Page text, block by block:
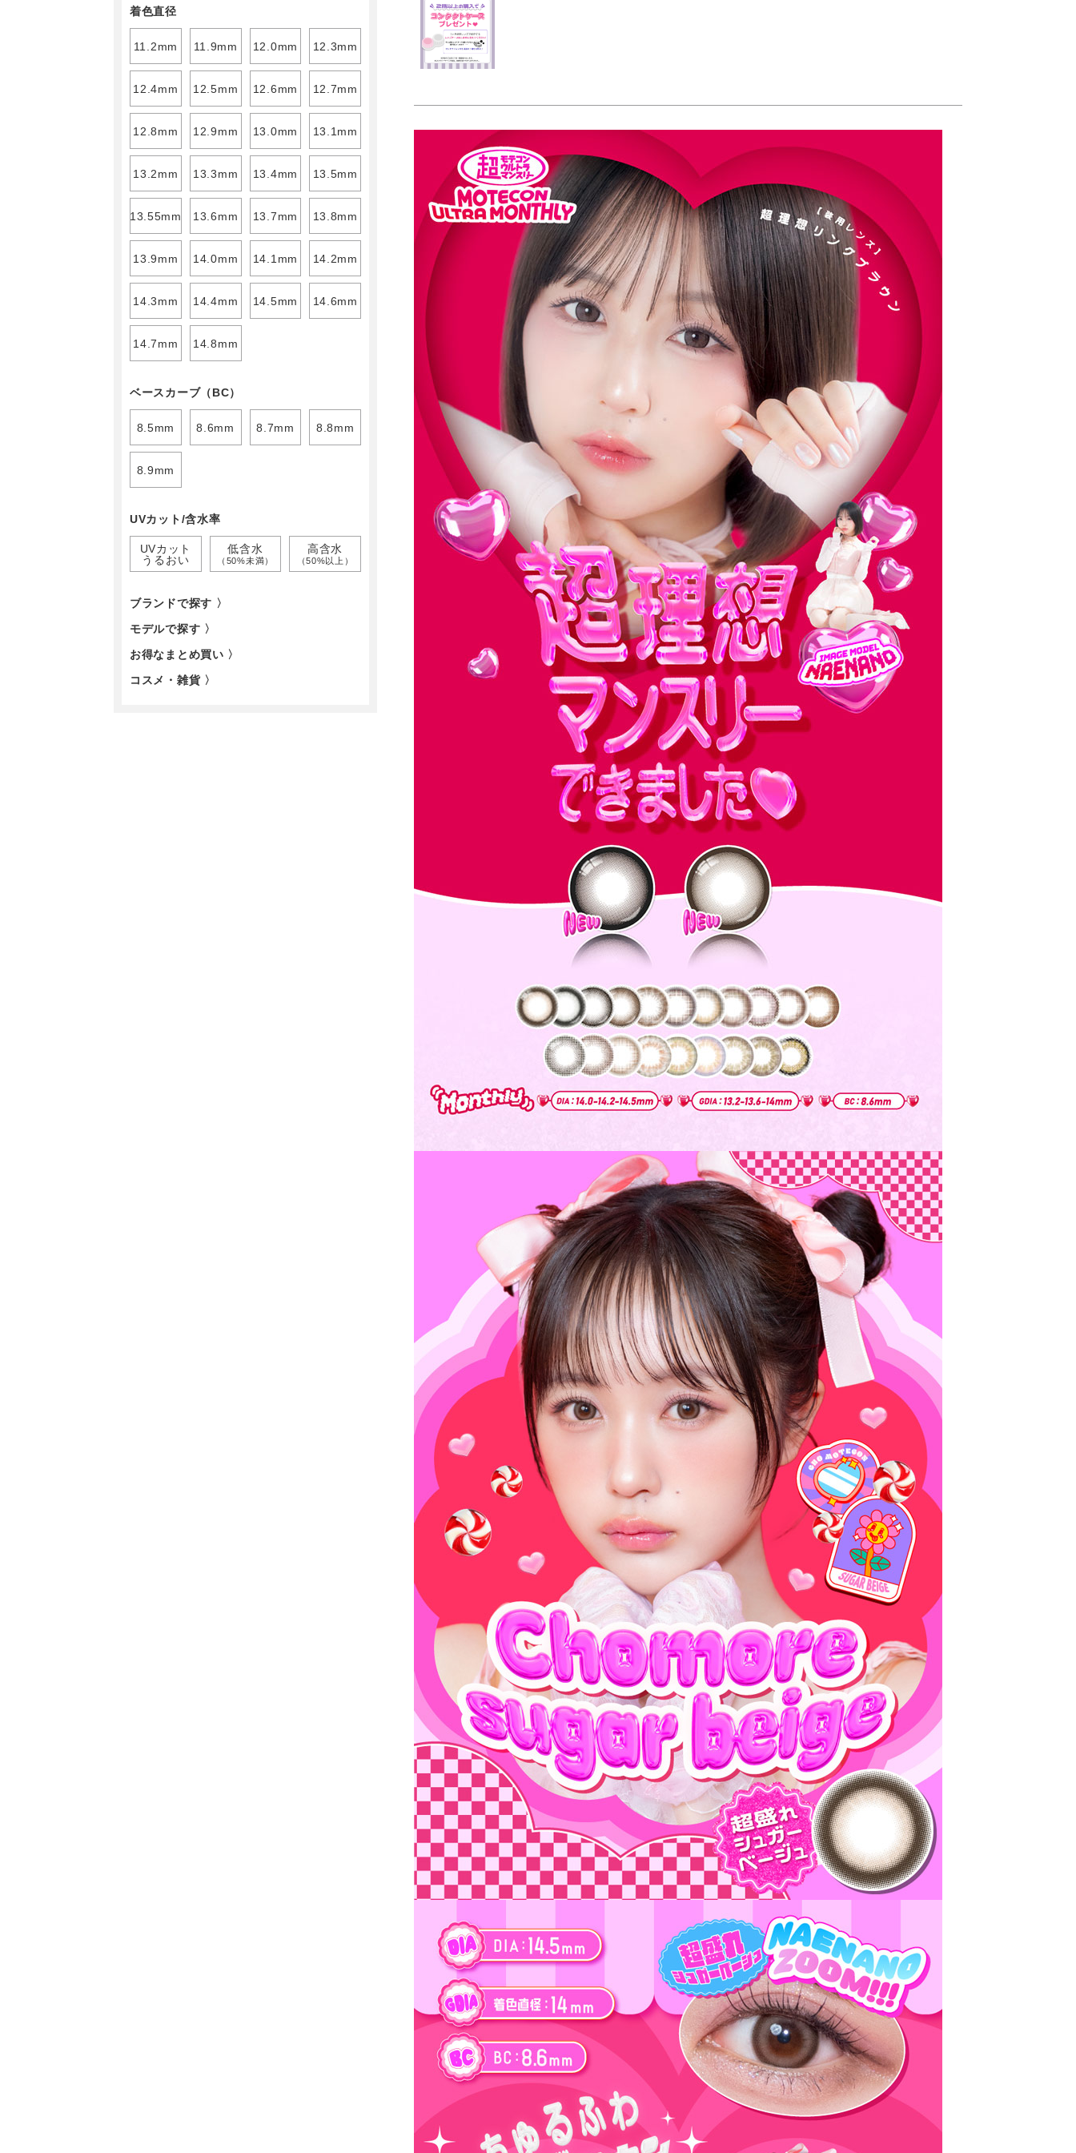
着色直径
11.2mm 11.9mm 12.0mm 12.3mm
12.4mm 12.5mm 12.6mm 12.7mm
12.8mm 12.9mm 13.0mm 13.1mm
13.2mm 13.3mm 13.4mm 13.5mm
13.55mm 13.6mm 13.7mm 13.8mm
13.9mm 14.0mm 14.1mm 14.2mm
14.3mm 14.4mm 14.5mm 14.6mm
14.7mm 14.8mm
ベースカーブ（BC）
8.5mm 8.6mm 8.7mm 8.8mm
8.9mm
UVカット/含水率
UVカット
うるおい
低含水
（50%未満）
高含水
（50%以上）
ブランドで探す 〉
モデルで探す 〉
お得なまとめ買い 〉
コスメ・雑貨 〉